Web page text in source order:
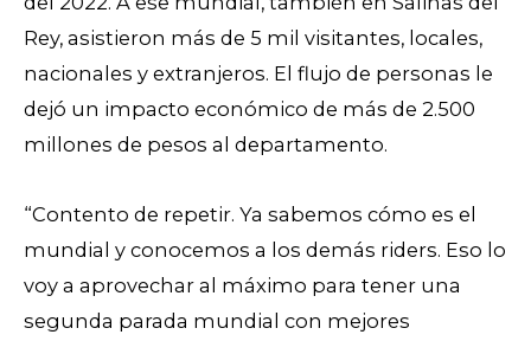
Rey, asistieron más de 5 mil visitantes, locales,
nacionales y extranjeros. El flujo de personas le
dejó un impacto económico de más de 2.500
millones de pesos al departamento.
“Contento de repetir. Ya sabemos cómo es el
mundial y conocemos a los demás riders. Eso lo
voy a aprovechar al máximo para tener una
segunda parada mundial con mejores